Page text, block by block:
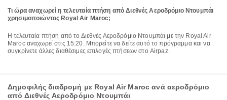
Τι ώρα αναχωρεί η τελευταία πτήση από Διεθνές Αεροδρόμιο Ντουμπάι
χρησιμοποιώντας Royal Air Maroc;
Η τελευταία πτήση από το Διεθνές Αεροδρόμιο Ντουμπάι με την Royal Air
Maroc αναχωρεί στις 15:20. Μπορείτε να δείτε αυτό το πρόγραμμα και να
συγκρίνετε άλλες διαθέσιμες επιλογές πτήσεων στο Airpaz.
Δημοφιλής διαδρομή με Royal Air Maroc ανά αεροδρόμιο
από Διεθνές Αεροδρόμιο Ντουμπάι